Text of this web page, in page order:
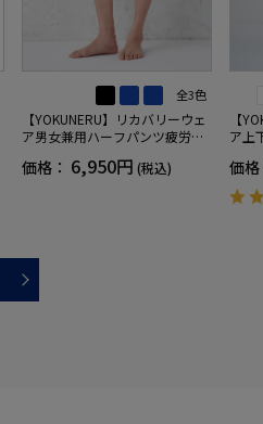
全3色
【YOKUNERU】リカバリーウェ
ア男女兼用ハーフパンツ疲労回
IX(R)【一般医療機器】SS～LLサ
価格： 6,950円 (税込)
【
ア上
進遠
般医
価格